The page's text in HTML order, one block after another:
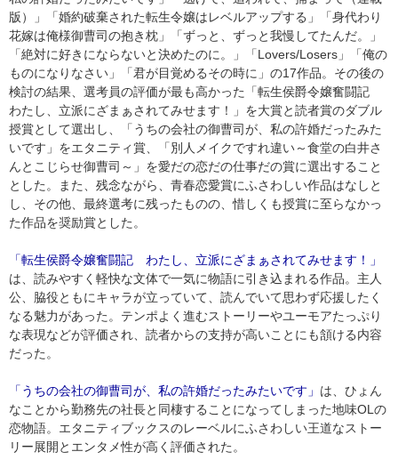
版）」「婚約破棄された転生令嬢はレベルアップする」「身代わり
花嫁は俺様御曹司の抱き枕」「ずっと、ずっと我慢してたんだ。」
「絶対に好きにならないと決めたのに。」「Lovers/Losers」「俺の
ものになりなさい」「君が目覚めるその時に」の17作品。その後の
検討の結果、選考員の評価が最も高かった「転生侯爵令嬢奮闘記
わたし、立派にざまぁされてみせます！」を大賞と読者賞のダブル
授賞として選出し、「うちの会社の御曹司が、私の許婚だったみた
いです」をエタニティ賞、「別人メイクですれ違い～食堂の白井さ
んとこじらせ御曹司～」を愛だの恋だの仕事だの賞に選出すること
とした。また、残念ながら、青春恋愛賞にふさわしい作品はなしと
し、その他、最終選考に残ったものの、惜しくも授賞に至らなかっ
た作品を奨励賞とした。
「転生侯爵令嬢奮闘記 わたし、立派にざまぁされてみせます！」
は、読みやすく軽快な文体で一気に物語に引き込まれる作品。主人
公、脇役ともにキャラが立っていて、読んでいて思わず応援したく
なる魅力があった。テンポよく進むストーリーやユーモアたっぷり
な表現などが評価され、読者からの支持が高いことにも頷ける内容
だった。
「うちの会社の御曹司が、私の許婚だったみたいです」 は、ひょん
なことから勤務先の社長と同棲することになってしまった地味OLの
恋物語。エタニティブックスのレーベルにふさわしい王道なストー
リー展開とエンタメ性が高く評価された。